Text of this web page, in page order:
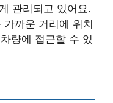
관리되고 있어요.
가까운 거리에 위치
량에 접근할 수 있